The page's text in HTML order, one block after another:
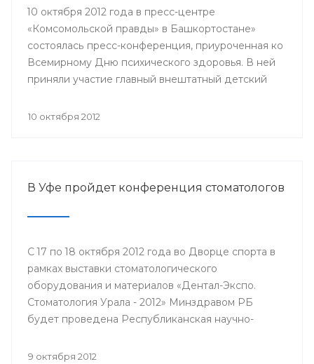
10 октября 2012 года в пресс-центре
«Комсомольской правды» в Башкортостане»
состоялась пресс-конференция, приуроченная ко
Всемирному Дню психического здоровья. В ней
приняли участие главный внештатный детский
психиатрии и наркологии БГМУ Владимир
Республиканской психиатрической больницы №1
Минздрава РБ Фанзиля Мустафина.
10 октября 2012
В Уфе пройдет конференция стоматологов
С 17 по 18 октября 2012 года во Дворце спорта в
рамках выставки стоматологического
оборудования и материалов «Дентал-Экспо.
Стоматология Урала - 2012» Минздравом РБ
будет проведена Республиканская научно-
«Актуальные вопросы стоматологии».
9 октября 2012